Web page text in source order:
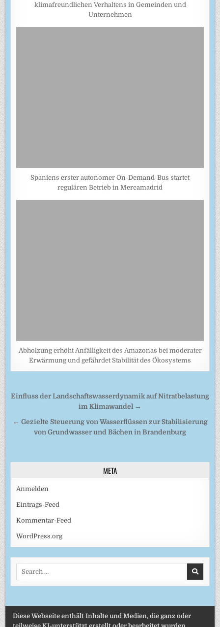
klimafreundlichen Verhaltens in Gemeinden und
Unternehmen
Spaniens erster autonomer On-Demand-Bus startet
regulären Betrieb in Mercamadrid
Abholzung erhöht Anfälligkeit des Amazonas bei moderater
Erwärmung und gefährdet Stabilität des Ökosystems
Beitragsnavigation
Einfluss der Landschaftswasserdynamik auf Nitratbelastung
im Klimawandel →
← Gezielte Steuerung von Wasserflüssen zur Stabilisierung
von Grundwasser und Bächen in Brandenburg
META
Anmelden
Eintrags-Feed
Kommentar-Feed
WordPress.org
Diese Webseite enthält Inhalte und Medien, die ganz oder